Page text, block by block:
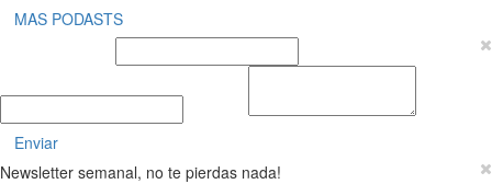
MAS PODASTS
Enviar
Newsletter semanal, no te pierdas nada!